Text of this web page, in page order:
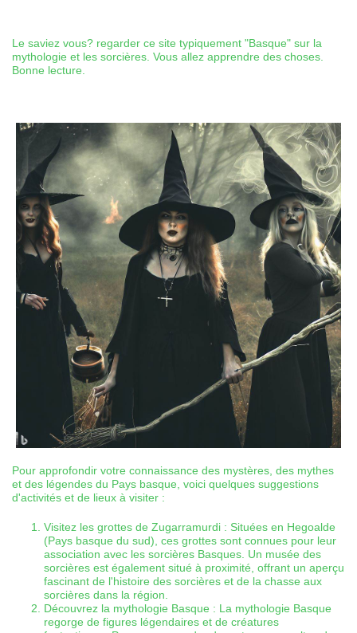
Le saviez vous? regarder ce site typiquement "Basque" sur la
mythologie et les sorcières. Vous allez apprendre des choses.
Bonne lecture.
Pour approfondir votre connaissance des mystères, des mythes
et des légendes du Pays basque, voici quelques suggestions
d'activités et de lieux à visiter :
Visitez les grottes de Zugarramurdi : Situées en Hegoalde
(Pays basque du sud), ces grottes sont connues pour leur
association avec les sorcières Basques. Un musée des
sorcières est également situé à proximité, offrant un aperçu
fascinant de l'histoire des sorcières et de la chasse aux
sorcières dans la région.
Découvrez la mythologie Basque : La mythologie Basque
regorge de figures légendaires et de créatures